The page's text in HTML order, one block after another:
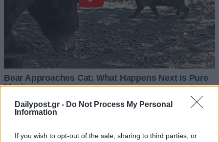
Dailypost.gr - Do Not Process My Personal
Information
If you wish to opt-out of the sale, sharing to third parties, or